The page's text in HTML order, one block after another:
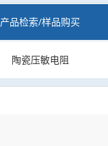
产品检索/样品购买
陶瓷压敏电阻